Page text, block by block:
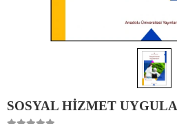
SOSYAL HİZMET